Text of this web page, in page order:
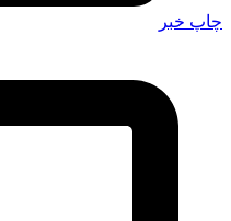
چاپ خبر